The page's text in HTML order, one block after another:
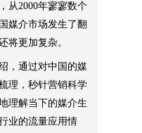
从2000年寥寥数个
媒介市场发生了翻
将更加复杂。
，通过对中国的媒
理，秒针营销科学
理解当下的媒介生
业的流量应用情